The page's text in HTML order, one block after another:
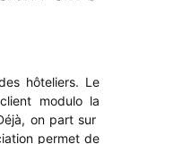
hôteliers. Le
modulo la
on part sur
permet de